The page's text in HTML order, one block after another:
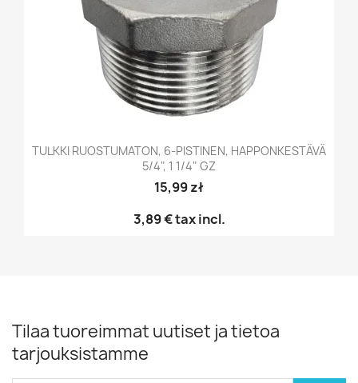
TULKKI RUOSTUMATON, 6-PISTINEN, HAPPONKESTÄVÄ
5/4", 1 1/4" GZ
15,99 zł
3,89 €tax incl.
Tilaa tuoreimmat uutiset ja tietoa
tarjouksistamme